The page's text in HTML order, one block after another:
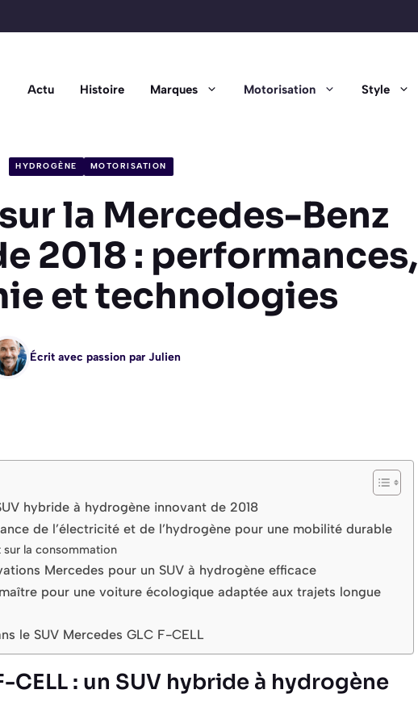
Actu Histoire Marques Motorisation Style
HYDROGÈNE MOTORISATION
la Mercedes-Benz
2018 : performances,
et technologies
Écrit avec passion par Julien
hybride à hydrogène innovant de 2018
de l’électricité et de l’hydrogène pour une mobilité durable
la consommation
Mercedes pour un SUV à hydrogène efficace
pour une voiture écologique adaptée aux trajets longue
le SUV Mercedes GLC F-CELL
CELL : un SUV hybride à hydrogène